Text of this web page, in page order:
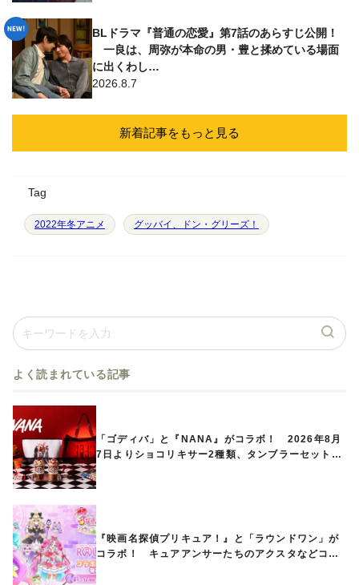
BLドラマ『普通の恋愛』第7話のあらすじ公開！
一良は、周弥が本命の男・豊と揉めている場面
に出くわし…
2026.8.7
新着記事をもっと見る
Tag
2022年冬アニメ グッバイ、ドン・グリーズ！
よく読まれている記事
「ゴディバ」と『NANA』がコラボ！ 2026年8月
7日よりショコリキサー2種類、タンブラーセットな
『映画名探偵プリキュア！』と「ラウンドワン」が
コラボ！ キュアアンサーたちのアクスタなどコラ